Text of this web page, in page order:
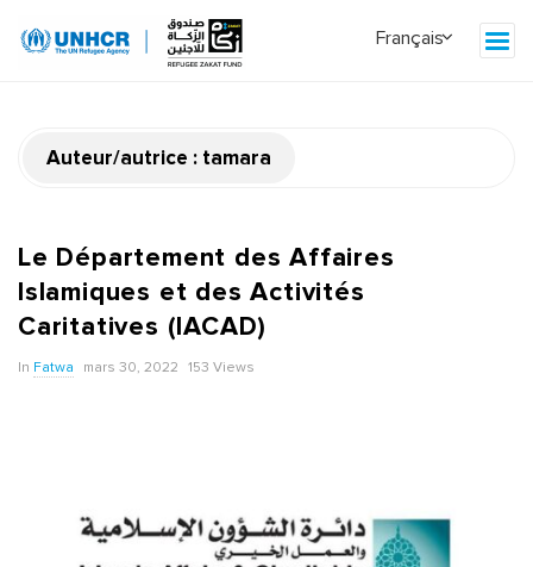
Auteur/autrice : tamara
Le Département des Affaires
Islamiques et des Activités
Caritatives (IACAD)
In Fatwa mars 30, 2022 153 Views